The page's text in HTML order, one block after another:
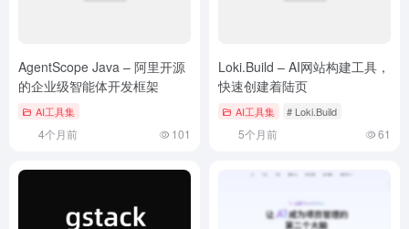
AgentScope Java – 阿里开源
的企业级智能体开发框架
AI工具集
4个月前 101
Loki.Build – AI网站构建工具，
快速创建着陆页
AI工具集 # Loki.Build
5个月前 61